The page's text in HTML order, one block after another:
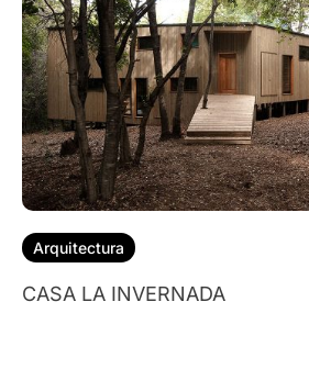
Arquitectura
CASA LA INVERNADA